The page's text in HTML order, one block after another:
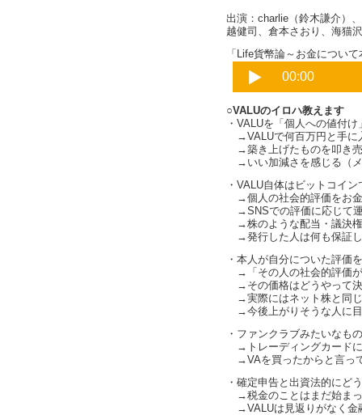
出演：charlie（鈴木謙介）
越健司、倉本さおり、海猫
「Life貨幣論～お金につい
○VALUのイロハ教えます
・VALUを「個人への値付
→VALUで何百万円と手に
→築き上げたものを叩き売
→いい加減さを感じる（
・VALU自体はビットコイ
→個人の社会的評価をお
→SNSでの評価に応じて
→株のような配当・議決
→発行した人は何も保証
・本人が自分についた評価
→「その人の社会的評価が
→その価格はどうやって
→実際にはネット株と同
→今後上がりそうな人に目
・ファンクラブみたいなも
→トレーディングカード
→VAを買ったからと言っ
・確定申告と出資法的にど
→税金のことはまだ始ま
→VALUは見返りがなく金